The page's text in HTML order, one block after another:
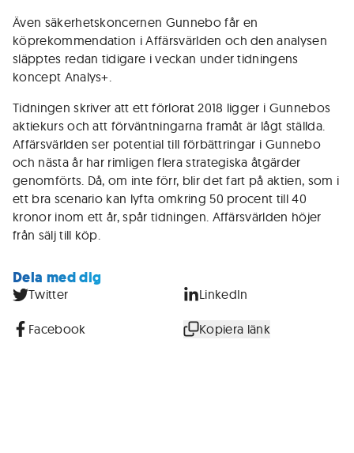
Även säkerhetskoncernen Gunnebo får en
köprekommendation i Affärsvärlden och den analysen
släpptes redan tidigare i veckan under tidningens
koncept Analys+.
Tidningen skriver att ett förlorat 2018 ligger i Gunnebos
aktiekurs och att förväntningarna framåt är lågt ställda.
Affärsvärlden ser potential till förbättringar i Gunnebo
och nästa år har rimligen flera strategiska åtgärder
genomförts. Då, om inte förr, blir det fart på aktien, som i
ett bra scenario kan lyfta omkring 50 procent till 40
kronor inom ett år, spår tidningen. Affärsvärlden höjer
från sälj till köp.
Dela med dig
Twitter LinkedIn
Facebook Kopiera länk